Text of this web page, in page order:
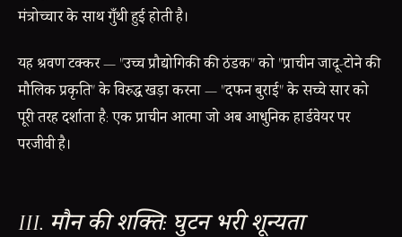
मंत्रोच्चार के साथ गुँथी हुई होती है।
यह श्रवण टक्कर — "उच्च प्रौद्योगिकी की ठंडक" को "प्राचीन जादू-टोने की
मौलिक प्रकृति" के विरुद्ध खड़ा करना — "दफन बुराई" के सच्चे सार को
पूरी तरह दर्शाता है: एक प्राचीन आत्मा जो अब आधुनिक हार्डवेयर पर
परजीवी है।
III. मौन की शक्ति: घुटन भरी शून्यता